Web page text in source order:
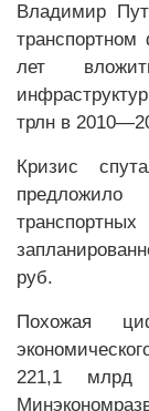
Владимир
лет
трлн в
Кризис
руб.
Похожая
221,1